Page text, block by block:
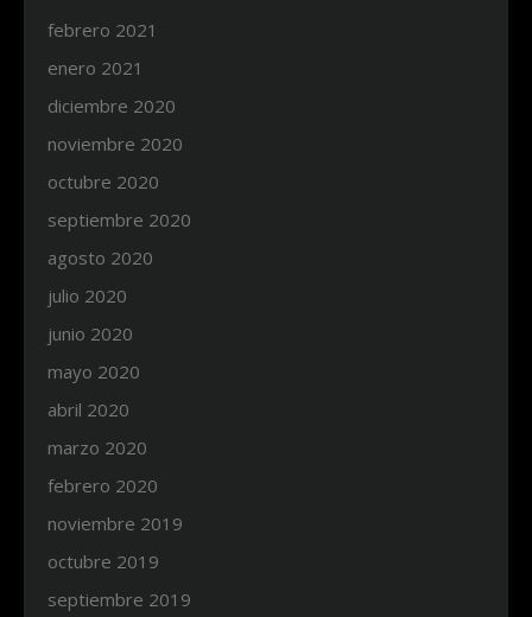
febrero 2021
enero 2021
diciembre 2020
noviembre 2020
octubre 2020
septiembre 2020
agosto 2020
julio 2020
junio 2020
mayo 2020
abril 2020
marzo 2020
febrero 2020
noviembre 2019
octubre 2019
septiembre 2019